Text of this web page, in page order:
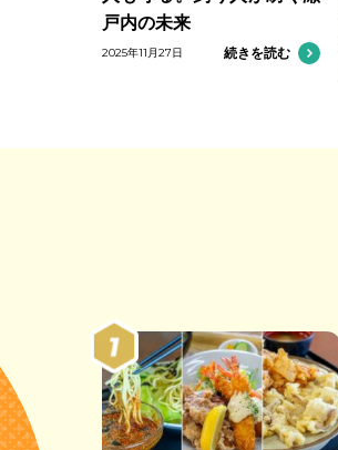
戸内の未来
2025年11月27日 続きを読む